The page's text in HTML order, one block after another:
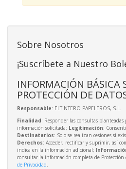
Sobre Nosotros
¡Suscríbete a Nuestro
INFORMACIÓN BÁSICA
PROTECCIÓN DE
Responsable: ELTINTERO PAPELEROS, S.L.
Finalidad: Responder las consultas
información solicitada; Legitimación:
Destinatarios: Solo se realizan cesiones si
Derechos: Acceder, rectificar y suprimir, así
indica en la información adicional;
consultar la información completa de
de Privacidad.